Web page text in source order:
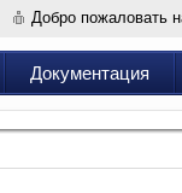
Добро пожаловать
Документация